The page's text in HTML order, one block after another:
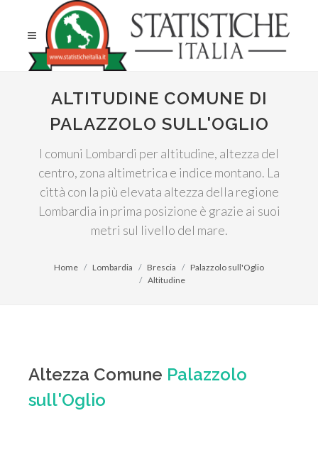
ALTITUDINE COMUNE DI
PALAZZOLO SULL'OGLIO
I comuni Lombardi per altitudine, altezza del
centro, zona altimetrica e indice montano. La
città con la più elevata altezza della regione
Lombardia in prima posizione è grazie ai suoi
metri sul livello del mare.
Home Lombardia Brescia
Palazzolo sull'Oglio
Altitudine
Altezza Comune Palazzolo
sull'Oglio